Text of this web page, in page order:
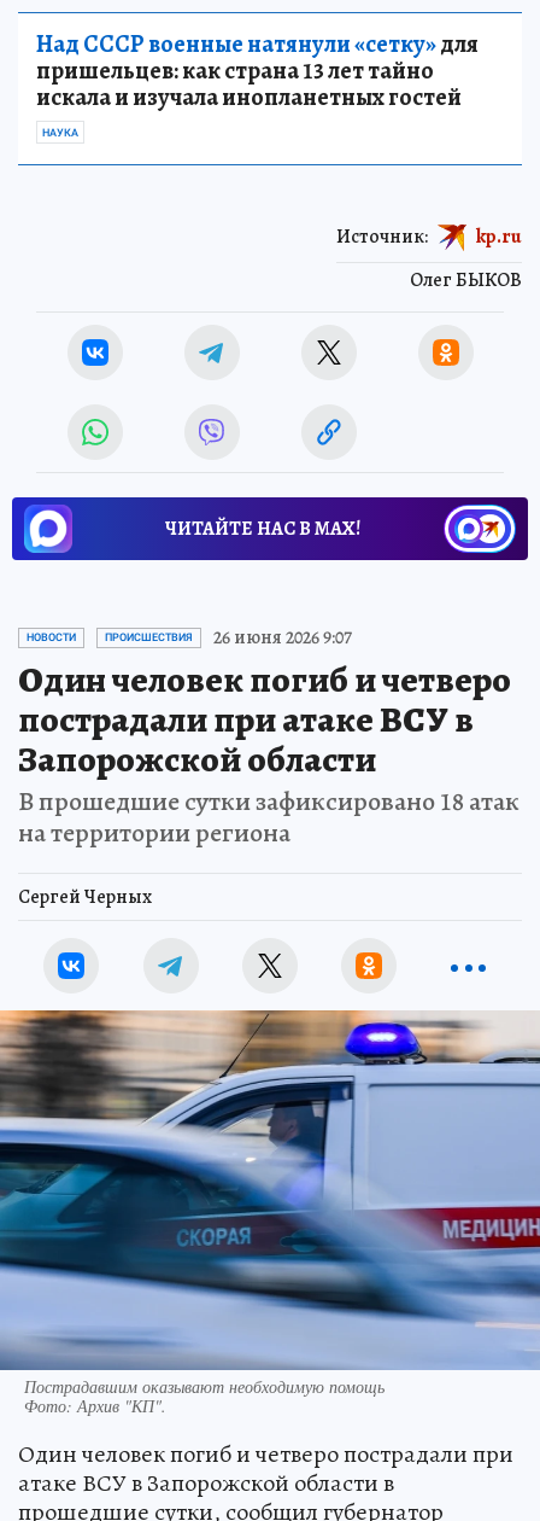
Над СССР военные натянули «сетку»для
пришельцев: как страна 13 лет тайно
искала и изучала инопланетных гостей
НАУКА
Олег БЫКОВ
Источник: kp.ru
ЧИТАЙТЕ НАС В МАХ!
НОВОСТИ ПРОИСШЕСТВИЯ 26 июня 2026 9:07
Один человек погиб и четверо
пострадали при атаке ВСУ в
Запорожской области
В прошедшие сутки зафиксировано 18 атак
на территории региона
Сергей Черных
Пострадавшим оказывают необходимую помощь
Фото: Архив "КП".
Один человек погиб и четверо пострадали при
атаке ВСУ в Запорожской области в
прошедшие сутки, сообщил губернатор